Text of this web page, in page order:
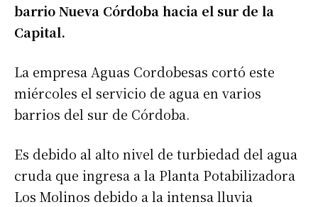
barrio Nueva Córdoba hacia el sur de la
Capital.
La empresa Aguas Cordobesas cortó este
miércoles el servicio de agua en varios
barrios del sur de Córdoba.
Es debido al alto nivel de turbiedad del agua
cruda que ingresa a la Planta Potabilizadora
Los Molinos debido a la intensa lluvia